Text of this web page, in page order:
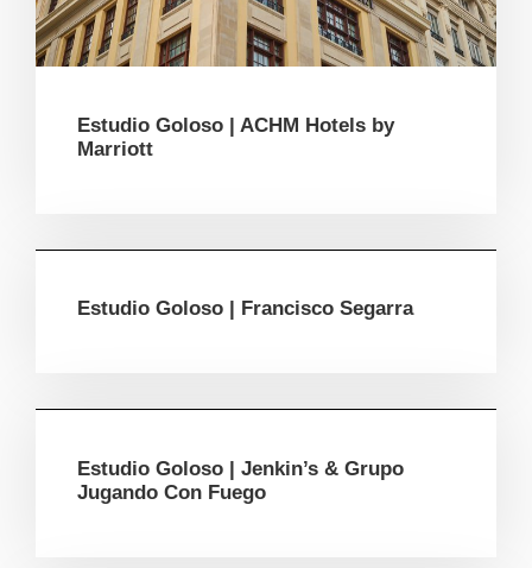
Estudio Goloso | ACHM Hotels by
Marriott
Estudio Goloso | Francisco Segarra
Estudio Goloso | Jenkin’s & Grupo
Jugando Con Fuego